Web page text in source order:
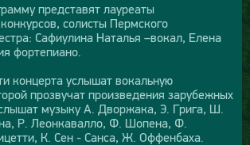
представят лауреаты
солисты Пермского
Сафиулина Наталья –вокал, Елена
фортепиано.
концерта услышат вокальную
прозвучат произведения зарубежных
музыку А. Дворжака, Э. Грига, Ш.
Р. Леонкавалло, Ф. Шопена, Ф.
К. Сен - Санса, Ж. Оффенбаха.